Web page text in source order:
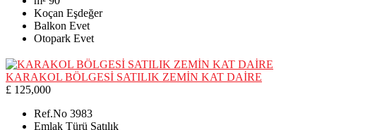
Koçan Eşdeğer
Balkon Evet
Otopark Evet
KARAKOL BÖLGESİ SATILIK ZEMİN KAT DAİRE
£ 125,000
Ref.No 3983
Emlak Türü Satılık